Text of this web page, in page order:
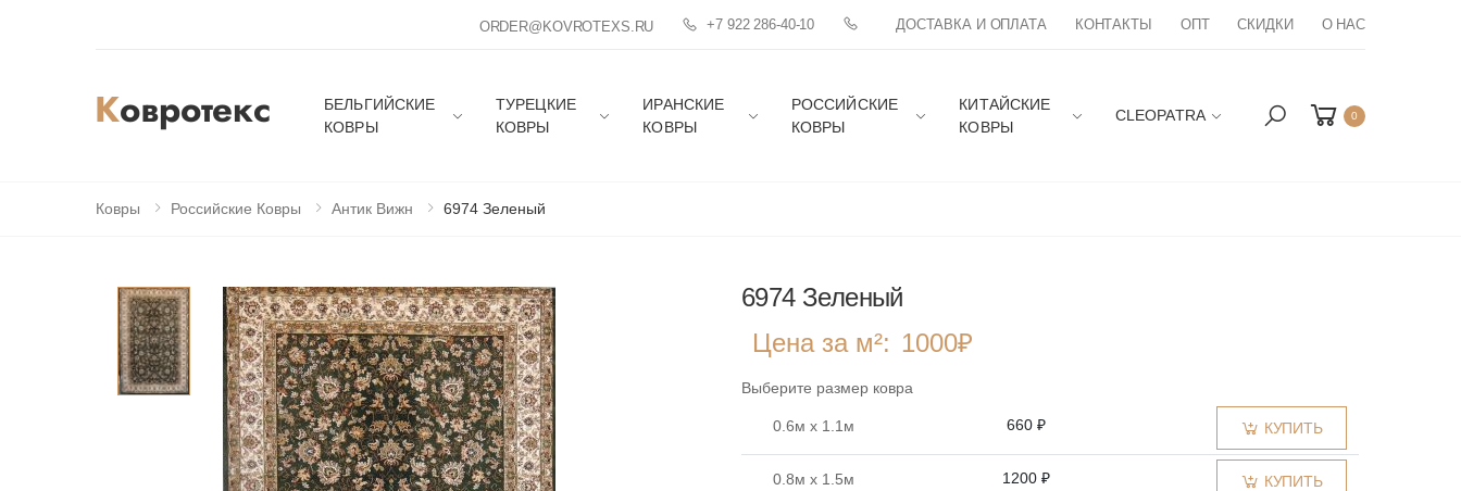
ORDER@KOVROTEXS.RU +7 922 286-40-10 ДОСТАВКА И ОПЛАТА КОНТАКТЫ ОПТ СКИДКИ О НАС
БЕЛЬГИЙСКИЕ
КОВРЫ
ТУРЕЦКИЕ
КОВРЫ
ИРАНСКИЕ
КОВРЫ
РОССИЙСКИЕ
КОВРЫ
КИТАЙСКИЕ
КОВРЫ
CLEOPATRA 0
Ковры Российские Ковры Антик Вижн 6974 Зеленый
6974 Зеленый
Цена за м²: 1000₽
Выберите размер ковра
0.6м x 1.1м 660 ₽ КУПИТЬ
0.8м x 1.5м 1200 ₽ КУПИТЬ